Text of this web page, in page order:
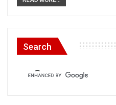
Search